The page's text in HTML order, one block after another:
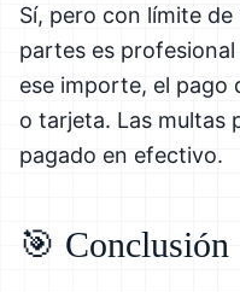
Sí, pero con límite
partes es
ese importe, el pago
o tarjeta. Las multas
pagado en efectivo.
🎯 Conclusión